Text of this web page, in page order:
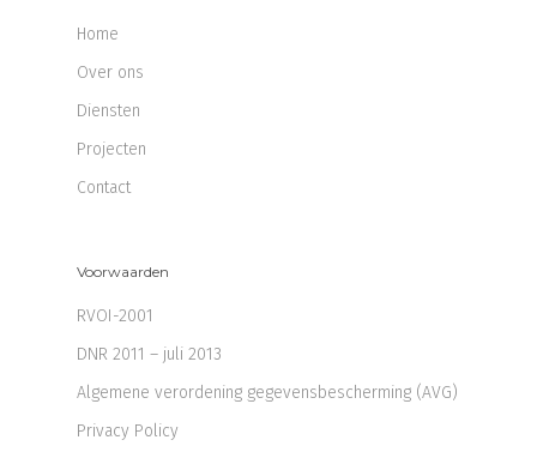
Home
Over ons
Diensten
Projecten
Contact
Voorwaarden
RVOI-2001
DNR 2011 – juli 2013
Algemene verordening gegevensbescherming (AVG)
Privacy Policy